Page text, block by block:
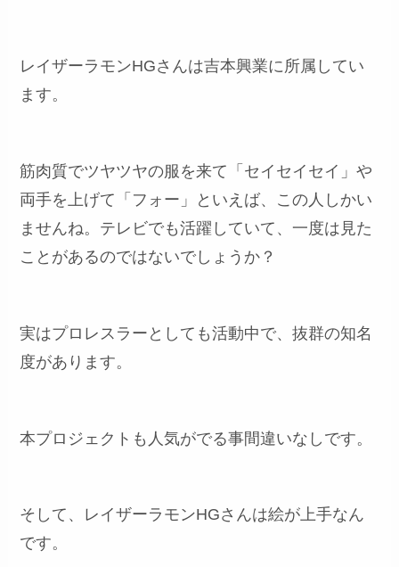
レイザーラモンHGさんは吉本興業に所属してい
ます。
筋肉質でツヤツヤの服を来て「セイセイセイ」や
両手を上げて「フォー」といえば、この人しかい
ませんね。テレビでも活躍していて、一度は見た
ことがあるのではないでしょうか？
実はプロレスラーとしても活動中で、抜群の知名
度があります。
本プロジェクトも人気がでる事間違いなしです。
そして、レイザーラモンHGさんは絵が上手なん
です。